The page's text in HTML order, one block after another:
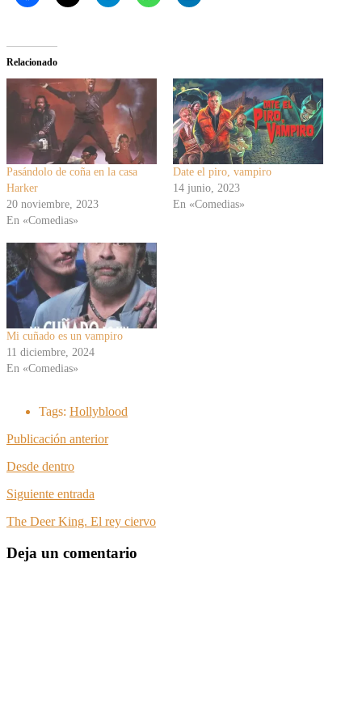
Relacionado
Pasándolo de coña en la casa
Harker
20 noviembre, 2023
En «Comedias»
Date el piro, vampiro
14 junio, 2023
En «Comedias»
Mi cuñado es un vampiro
11 diciembre, 2024
En «Comedias»
Tags: Hollyblood
Publicación anterior
Desde dentro
Siguiente entrada
The Deer King. El rey ciervo
Deja un comentario